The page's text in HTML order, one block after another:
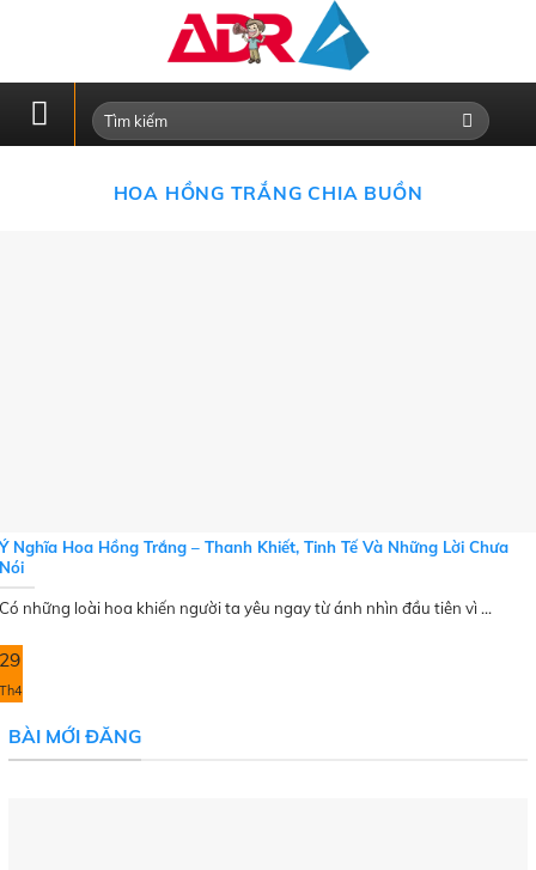
HOA HỒNG TRẮNG CHIA BUỒN
Ý Nghĩa Hoa Hồng Trắng – Thanh Khiết, Tinh Tế Và Những Lời Chưa
Nói
Có những loài hoa khiến người ta yêu ngay từ ánh nhìn đầu tiên vì ...
29
Th4
BÀI MỚI ĐĂNG